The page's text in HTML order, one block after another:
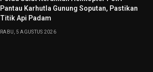
Pantau Karhutla Gunung Soputan, Pastikan
Titik Api Padam
RABU, 5 AGUSTUS 2026